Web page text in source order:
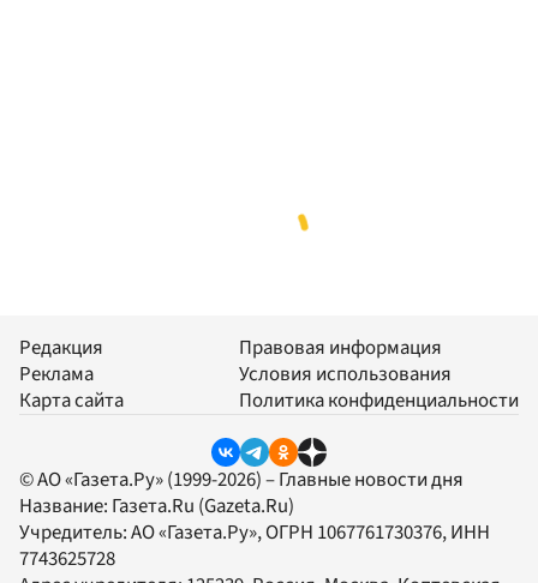
Редакция
Реклама
Карта сайта
Правовая информация
Условия использования
Политика конфиденциальности
© АО «Газета.Ру» (1999-2026) – Главные новости дня
Название: Газета.Ru (Gazeta.Ru)
Учредитель:АО «Газета.Ру», ОГРН 1067761730376, ИНН
7743625728